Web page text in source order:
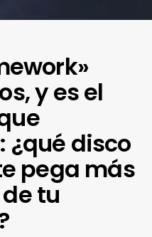
y es el
¿qué disco
pega más
tu